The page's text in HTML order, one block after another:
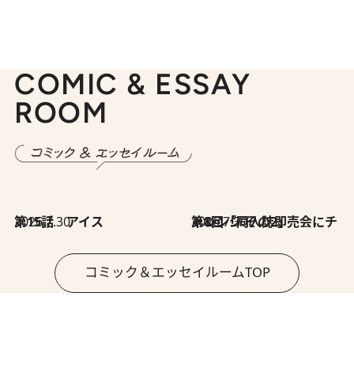
COMIC & ESSAY
ROOM
2026.7.30
第15話 アイス 2026.7.30
第8回「同人誌即売会にチャレンジ その2」
コミック＆エッセイルームTOP